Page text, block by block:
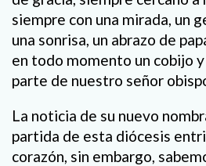
siempre con una mirada, un
una sonrisa, un abrazo de
en todo momento un cobijo
parte de nuestro señor
La noticia de su nuevo
partida de esta diócesis
corazón, sin embargo,